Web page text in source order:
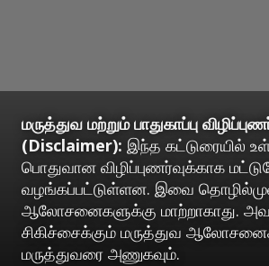
மருத்துவ மற்றும் பாதுகாப்பு
(Disclaimer): இந்த கட்டுரையில்
பொதுவான விழிப்புணர்வுக்காக
வழங்கப்பட்டுள்ளன. இவை
ஆலோசனைகளுக்கு மாற்றாகாது.
சிகிச்சைக்கும் மருத்துவ
மருத்துவரை அணுகவும்.